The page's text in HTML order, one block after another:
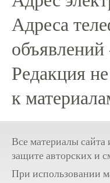
Адреса
Редакция
к
Все материалы
защите авторских и
При использовании